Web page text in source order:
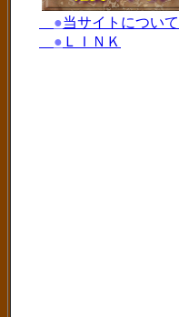
●当サイトについて
● ＬＩＮＫ